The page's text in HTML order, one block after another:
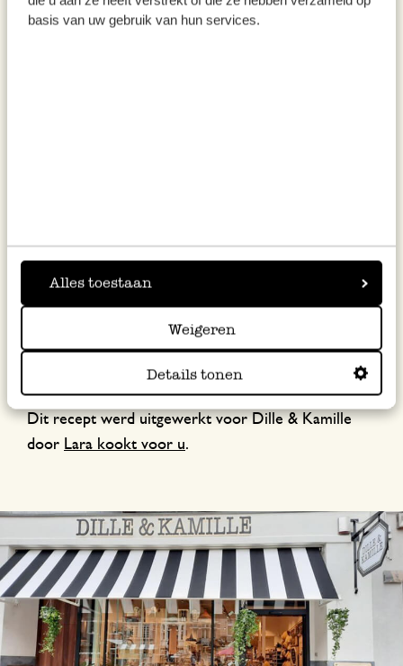
basis van uw gebruik van hun services.
Alles toestaan
Weigeren
Details tonen
Verdeel de curry over de bakplaat, zorg
zijn. Besprenkel de curry met een beetje
limoensap.
serveer met witte rijst of (plat)brood.
Dit recept werd uitgewerkt voor Dille & Kamille
door Lara kookt voor u.